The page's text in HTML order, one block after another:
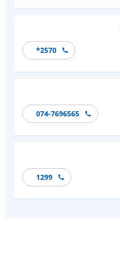
*2570
074-7696565
1299